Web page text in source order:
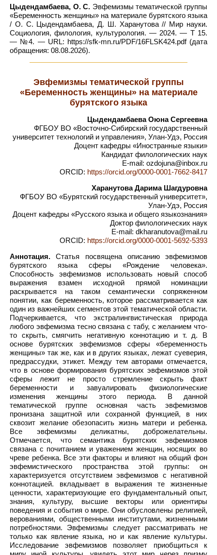
Цыдендамбаева, О. С. Эвфемизмы тематической группы
«Беременность женщины» на материале бурятского языка
/ О. С. Цыдендамбаева, Д. Ш. Харанутова // Мир науки.
Социология, филология, культурология. — 2024. — Т 15.
— №4. — URL: https://sfk-mn.ru/PDF/16FLSK424.pdf (дата
обращения: 08.08.2026).
Эвфемизмы тематической группы
«Беременность женщины» на материале
бурятского языка
Цыдендамбаева Оюна Сергеевна
ФГБОУ ВО «Восточно-Сибирский государственный
университет технологий и управления», Улан-Удэ, Россия
Доцент кафедры «Иностранные языки»
Кандидат филологических наук
E-mail: ozdojuna@inbox.ru
ORCID: https://orcid.org/0000-0001-7662-8417
Харанутова Дарима Шагдуровна
ФГБОУ ВО «Бурятский государственный университет»,
Улан-Удэ, Россия
Доцент кафедры «Русского языка и общего языкознания»
Доктор филологических наук
E-mail: dkharanutova@mail.ru
ORCID: https://orcid.org/0000-0001-5692-5393
Аннотация. Статья посвящена описанию эвфемизмов
бурятского языка сферы «Рождение человека».
Способность эвфемизмов использовать новый способ
выражения взамен исходной прямой номинации
раскрывается на таком семантически сопряженном
понятии, как беременность, которое рассматривается как
один из важнейших сегментов этой тематической области.
Подчеркивается, что экстралингвистическая природа
любого эвфемизма тесно связана с табу, с желанием что-
то скрыть, смягчить негативную коннотацию и т. д. В
основе бурятских эвфемизмов сферы «беременность
женщины» так же, как и в других языках, лежат суеверия,
предрассудки, этикет. Между тем авторами отмечается,
что в основе формирования бурятских эвфемизмов этой
сферы лежит не просто стремление скрыть факт
беременности и завуалировать физиологические
изменения женщины этого периода. В данной
тематической группе основная часть эвфемизмов
пронизана защитной или сохранной функцией, в них
сквозит желание обезопасить жизнь матери и ребенка.
Все эвфемизмы деликатны, доброжелательны.
Отмечается, что семантика бурятских эвфемизмов
связана с почитанием и уважением женщин, носящих во
чреве ребенка. Все эти факторы и влияют на общий фон
эвфемистического пространства этой группы: он
характеризуется отсутствием эвфемизмов с негативной
коннотацией. вкладывает в выражения те жизненные
ценности, характеризующие его фундаментальный опыт,
знания, культуру, высшие векторы или ориентиры
поведения и события о мире. Они обусловлены религией,
верованиями, общественными институтами, жизненными
потребностями. Эвфемизмы следует рассматривать не
только как явление языка, но и как явление культуры.
Исследование эвфемизмов позволяет приобщиться к